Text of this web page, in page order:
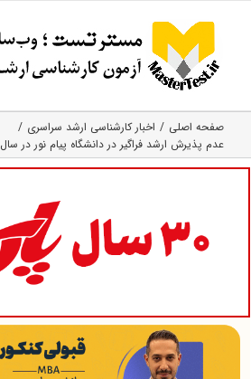
content
صفحه اصلی
اخبار کارشناسی ارشد سراسری
عدم پذیرش ارشد فراگیر در دانشگاه پیام نور در سال ۱۴۰۳